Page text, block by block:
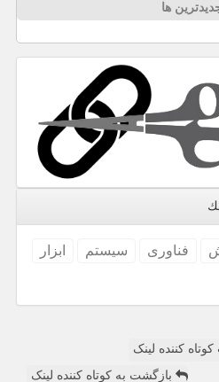
ها
فناوری سیستم
ابزار
کننده لینک
بازگشت به کوتاه کننده لینک